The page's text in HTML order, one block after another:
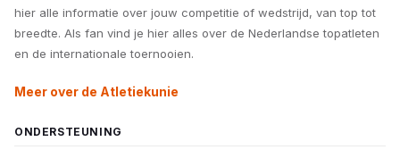
hier alle informatie over jouw competitie of wedstrijd, van top tot
breedte. Als fan vind je hier alles over de Nederlandse topatleten
en de internationale toernooien.
Meer over de Atletiekunie
ONDERSTEUNING